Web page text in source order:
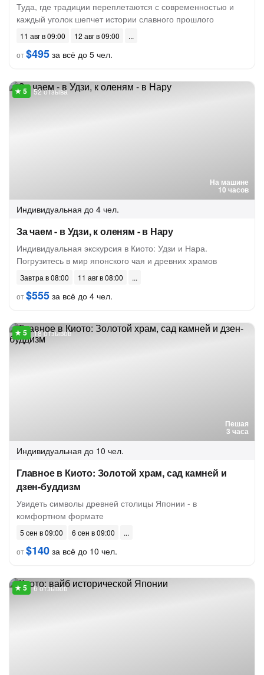
Туда, где традиции переплетаются с современностью и
каждый уголок шепчет истории славного прошлого
11 авг в 09:00
12 авг в 09:00
от$495 за всё до 5 чел.
На машине
10 часов
52 отзыва
Индивидуальная до 4 чел.
За чаем - в Удзи, к оленям - в Нару
Индивидуальная экскурсия в Киото: Удзи и Нара.
Погрузитесь в мир японского чая и древних храмов
Завтра в 08:00
11 авг в 08:00
от$555 за всё до 4 чел.
Пешая
3 часа
18 отзывов
Индивидуальная до 10 чел.
Главное в Киото: Золотой храм, сад камней и
дзен-буддизм
Увидеть символы древней столицы Японии - в
комфортном формате
5 сен в 09:00
6 сен в 09:00
от$140 за всё до 10 чел.
6 отзывов